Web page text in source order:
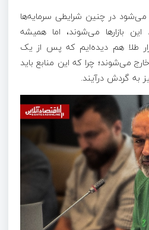
می‌شود در چنین شرایطی سرمایه‌ها
بازارها می‌شوند، اما همیشه
طلا هم دیده‌ایم که پس از یک
می‌شوند؛ چرا که این منابع باید
به گردش درآیند.